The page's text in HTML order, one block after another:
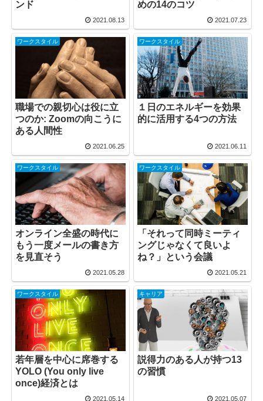
ンド
2021.08.13
めの14のコツ
2021.07.23
ワークスタイル
職場での親切心は役に立
つのか: Zoomの向こうに
ある人間性
2021.06.25
ワークスタイル
１日のエネルギーを効果
的に活用する4つの方法
2021.06.11
ワークスタイル
オンライン全盛の時代に
もう一度メールの書き方
を見直そう
2021.05.28
ワークスタイル
「それって同時ミーティ
ングじゃなくて良いよ
ね？」という会議
2021.05.21
ワークスタイル
若年層を中心に席巻する
YOLO (You only live
once)経済とは
2021.05.14
キャリア
説得力のある人が持つ13
の習慣
2021.05.07